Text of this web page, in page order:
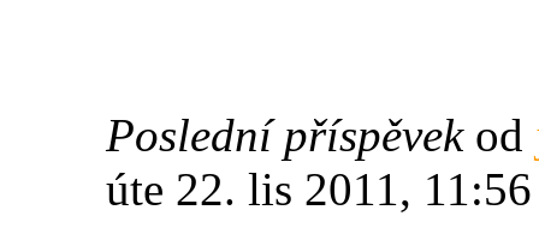
Poslední příspěvek od
úte 22. lis 2011, 11:56